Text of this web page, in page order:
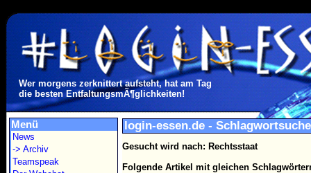
Wer morgens zerknittert aufsteht, hat am Tag
die besten EntfaltungsmÃ¶glichkeiten!
Menü
News
-> Archiv
Teamspeak
login-essen.de - Schlagwortsuche
Gesucht wird nach: Rechtsstaat
Folgende Artikel mit gleichen